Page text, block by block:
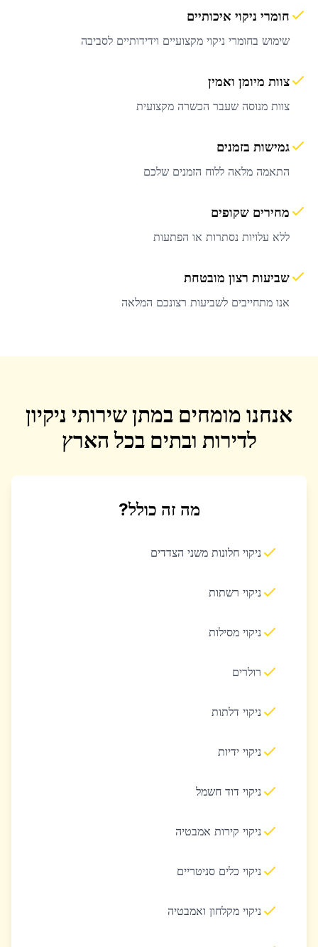
חומרי ניקוי איכותיים
שימוש בחומרי ניקוי מקצועיים וידידותיים לסביבה
צוות מיומן ואמין
צוות מנוסה שעבר הכשרה מקצועית
גמישות בזמנים
התאמה מלאה ללוח הזמנים שלכם
מחירים שקופים
ללא עלויות נסתרות או הפתעות
שביעות רצון מובטחת
אנו מתחייבים לשביעות רצונכם המלאה
אנחנו מומחים במתן שירותי ניקיון
לדירות ובתים בכל הארץ
מה זה כולל?
ניקוי חלונות משני הצדדים
ניקוי רשתות
ניקוי מסילות
רולרים
ניקוי דלתות
ניקוי ידיות
ניקוי דוד חשמל
ניקוי קירות אמבטיה
ניקוי כלים סניטריים
ניקוי מקלחון ואמבטיה